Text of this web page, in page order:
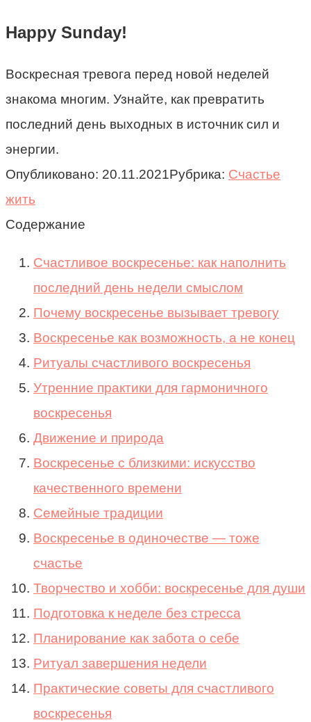
Happy Sunday!
Воскресная тревога перед новой неделей
знакома многим. Узнайте, как превратить
последний день выходных в источник сил и
энергии.
Опубликовано: 20.11.2021Рубрика: Счастье
жить
Содержание
Счастливое воскресенье: как наполнить
последний день недели смыслом
Почему воскресенье вызывает тревогу
Воскресенье как возможность, а не конец
Ритуалы счастливого воскресенья
Утренние практики для гармоничного
воскресенья
Движение и природа
Воскресенье с близкими: искусство
качественного времени
Семейные традиции
Воскресенье в одиночестве — тоже
счастье
Творчество и хобби: воскресенье для души
Подготовка к неделе без стресса
Планирование как забота о себе
Ритуал завершения недели
Практические советы для счастливого
воскресенья